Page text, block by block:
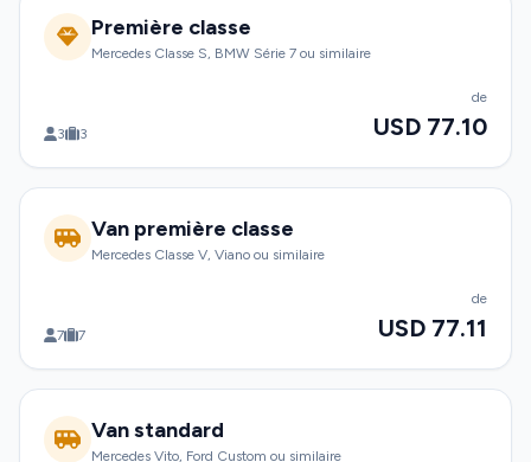
Première classe
Mercedes Classe S, BMW Série 7 ou similaire
3 3
de
USD 77.10
Van première classe
Mercedes Classe V, Viano ou similaire
7 7
de
USD 77.11
Van standard
Mercedes Vito, Ford Custom ou similaire